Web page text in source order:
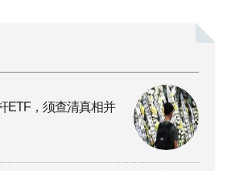
ETF，须查清真相并